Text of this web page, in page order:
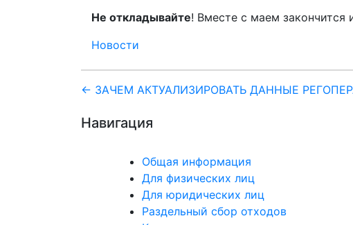
Не откладывайте! Вместе с маем закончится
Новости
Навигация
по
← ЗАЧЕМ АКТУАЛИЗИРОВАТЬ ДАННЫЕ
Навигация
Общая информация
Для физических лиц
Для юридических лиц
Раздельный сбор отходов